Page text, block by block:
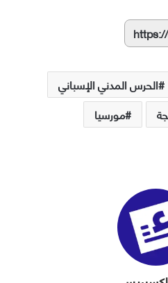
الحرس المدني الإسباني
مورسيا